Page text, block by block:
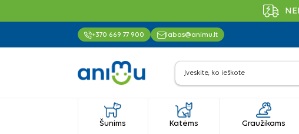
+370 669 77 900 labas@animu.lt
Šunims Katėms Graužikams